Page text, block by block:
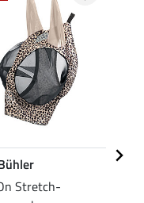
Stretch-
Felix